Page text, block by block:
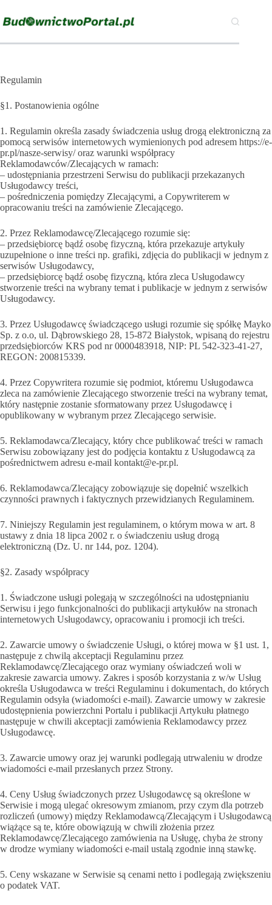
do
treści
Regulamin
§1. Postanowienia ogólne
1. Regulamin określa zasady świadczenia usług drogą elektroniczną za
pomocą serwisów internetowych wymienionych pod adresem https://e-
pr.pl/nasze-serwisy/ oraz warunki współpracy
Reklamodawców/Zlecających w ramach:
– udostępniania przestrzeni Serwisu do publikacji przekazanych
Usługodawcy treści,
– pośredniczenia pomiędzy Zlecającymi, a Copywriterem w
opracowaniu treści na zamówienie Zlecającego.
2. Przez Reklamodawcę/Zlecającego rozumie się:
– przedsiębiorcę bądź osobę fizyczną, która przekazuje artykuły
uzupełnione o inne treści np. grafiki, zdjęcia do publikacji w jednym z
serwisów Usługodawcy,
– przedsiębiorcę bądź osobę fizyczną, która zleca Usługodawcy
stworzenie treści na wybrany temat i publikacje w jednym z serwisów
Usługodawcy.
3. Przez Usługodawcę świadczącego usługi rozumie się spółkę Mayko
Sp. z o.o, ul. Dąbrowskiego 28, 15-872 Białystok, wpisaną do rejestru
przedsiębiorców KRS pod nr 0000483918, NIP: PL 542-323-41-27,
REGON: 200815339.
4. Przez Copywritera rozumie się podmiot, któremu Usługodawca
zleca na zamówienie Zlecającego stworzenie treści na wybrany temat,
który następnie zostanie sformatowany przez Usługodawcę i
opublikowany w wybranym przez Zlecającego serwisie.
5. Reklamodawca/Zlecający, który chce publikować treści w ramach
Serwisu zobowiązany jest do podjęcia kontaktu z Usługodawcą za
pośrednictwem adresu e-mail kontakt@e-pr.pl.
6. Reklamodawca/Zlecający zobowiązuje się dopełnić wszelkich
czynności prawnych i faktycznych przewidzianych Regulaminem.
7. Niniejszy Regulamin jest regulaminem, o którym mowa w art. 8
ustawy z dnia 18 lipca 2002 r. o świadczeniu usług drogą
elektroniczną (Dz. U. nr 144, poz. 1204).
§2. Zasady współpracy
1. Świadczone usługi polegają w szczególności na udostępnianiu
Serwisu i jego funkcjonalności do publikacji artykułów na stronach
internetowych Usługodawcy, opracowaniu i promocji ich treści.
2. Zawarcie umowy o świadczenie Usługi, o której mowa w §1 ust. 1,
następuje z chwilą akceptacji Regulaminu przez
Reklamodawcę/Zlecającego oraz wymiany oświadczeń woli w
zakresie zawarcia umowy. Zakres i sposób korzystania z w/w Usług
określa Usługodawca w treści Regulaminu i dokumentach, do których
Regulamin odsyła (wiadomości e-mail). Zawarcie umowy w zakresie
udostępnienia powierzchni Portalu i publikacji Artykułu płatnego
następuje w chwili akceptacji zamówienia Reklamodawcy przez
Usługodawcę.
3. Zawarcie umowy oraz jej warunki podlegają utrwaleniu w drodze
wiadomości e-mail przesłanych przez Strony.
4. Ceny Usług świadczonych przez Usługodawcę są określone w
Serwisie i mogą ulegać okresowym zmianom, przy czym dla potrzeb
rozliczeń (umowy) między Reklamodawcą/Zlecającym i Usługodawcą
wiążące są te, które obowiązują w chwili złożenia przez
Reklamodawcę/Zlecającego zamówienia na Usługę, chyba że strony
w drodze wymiany wiadomości e-mail ustalą zgodnie inną stawkę.
5. Ceny wskazane w Serwisie są cenami netto i podlegają zwiększeniu
o podatek VAT.